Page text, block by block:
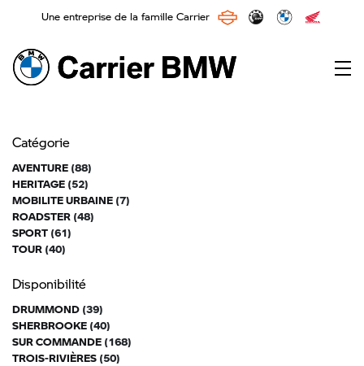
Une entreprise de la famille Carrier
Main Navigation
Catégorie
AVENTURE (88)
HERITAGE (52)
MOBILITE URBAINE (7)
ROADSTER (48)
SPORT (61)
TOUR (40)
Disponibilité
DRUMMOND (39)
SHERBROOKE (40)
SUR COMMANDE (168)
TROIS-RIVIÈRES (50)